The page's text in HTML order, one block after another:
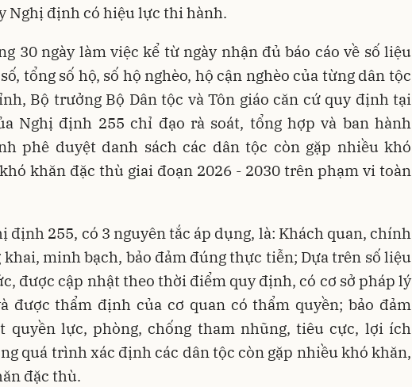
Nghị định có hiệu lực thi hành.
30 ngày làm việc kể từ ngày nhận đủ báo cáo về số liệu
tổng số hộ, số hộ nghèo, hộ cận nghèo của từng dân tộc
Bộ trưởng Bộ Dân tộc và Tôn giáo căn cứ quy định tại
Nghị định 255 chỉ đạo rà soát, tổng hợp và ban hành
phê duyệt danh sách các dân tộc còn gặp nhiều khó
khăn đặc thù giai đoạn 2026 - 2030 trên phạm vi toàn
định 255, có 3 nguyên tắc áp dụng, là: Khách quan, chính
khai, minh bạch, bảo đảm đúng thực tiễn; Dựa trên số liệu
được cập nhật theo thời điểm quy định, có cơ sở pháp lý
được thẩm định của cơ quan có thẩm quyền; bảo đảm
quyền lực, phòng, chống tham nhũng, tiêu cực, lợi ích
quá trình xác định các dân tộc còn gặp nhiều khó khăn,
đặc thù.